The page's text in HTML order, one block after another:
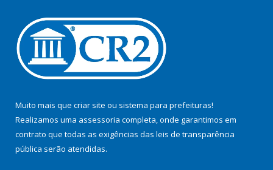
Muito mais que criar site ou sistema para prefeituras!
Realizamos uma assessoria completa, onde garantimos em
contrato que todas as exigências das leis de transparência
pública serão atendidas.